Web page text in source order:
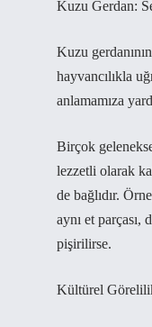
Kuzu Gerdan:
Kuzu
hayvancılıkla
anlamamıza
Birçok
lezzetli olarak
de bağlıdır.
aynı et parçası,
pişirilirse.
Kültürel